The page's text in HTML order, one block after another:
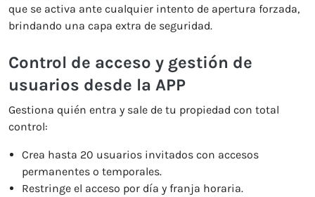
que se activa ante cualquier intento de apertura forzada,
brindando una capa extra de seguridad.
Control de acceso y gestión de
usuarios desde la APP
Gestiona quién entra y sale de tu propiedad con total
control:
Crea hasta 20 usuarios invitados con accesos
permanentes o temporales.
Restringe el acceso por día y franja horaria.